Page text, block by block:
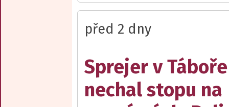
před 2 dny
Sprejer v Táboře
nechal stopu na